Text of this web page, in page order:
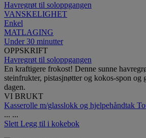
Havregrøt til soloppgangen
VANSKELIGHET
Enkel
MATLAGING
Under 30 minutter
OPPSKRIFT
Havregrøt til soloppgangen
En kraftigere frokost! Denne sunne
steinfrukter, pistasjnøtter og kokos-spon og
dagen.
VI BRUKT
Kasserolle m/glasslokk og hjelpehåndtak
... ...
Slett Legg til i kokebok